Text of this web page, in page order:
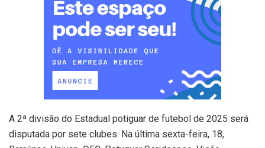
A 2ª divisão do Estadual potiguar de futebol de 2025 será
disputada por sete clubes. Na última sexta-feira, 18,